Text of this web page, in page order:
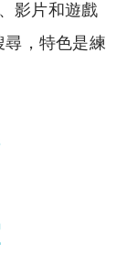
影片和遊戲
，特色是練